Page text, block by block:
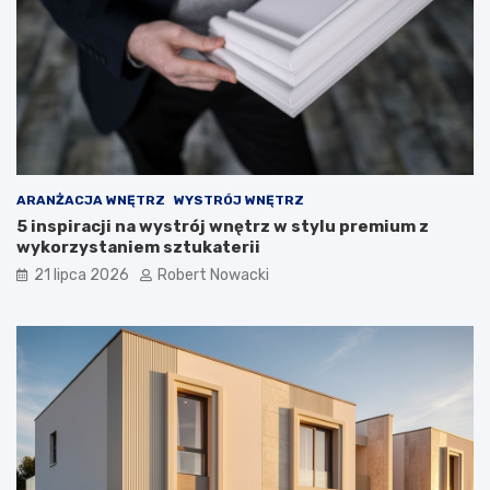
n
z
w
i
z
a
n
i
ARANŻACJA WNĘTRZ WYSTRÓJ WNĘTRZ
5 inspiracji na wystrój wnętrz w stylu premium z
wykorzystaniem sztukaterii
21 lipca 2026 Robert Nowacki